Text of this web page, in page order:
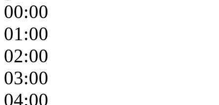
00:00
01:00
02:00
03:00
04:00